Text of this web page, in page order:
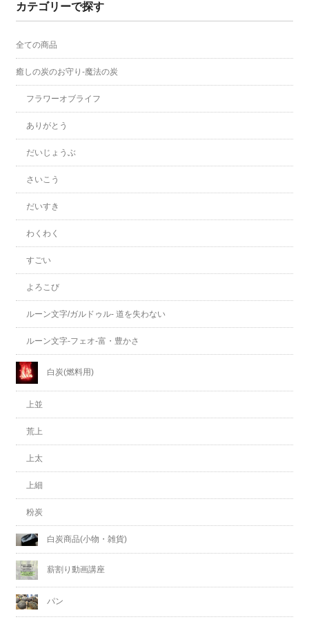
カテゴリーで探す
全ての商品
癒しの炭のお守り-魔法の炭
フラワーオブライフ
ありがとう
だいじょうぶ
さいこう
だいすき
わくわく
すごい
よろこび
ルーン文字/ガルドゥル- 道を失わない
ルーン文字-フェオ-富・豊かさ
白炭(燃料用)
上並
荒上
上太
上細
粉炭
白炭商品(小物・雑貨)
薪割り動画講座
パン